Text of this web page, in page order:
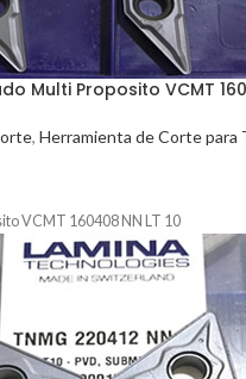
Multi Proposito VCMT
, Herramienta de Corte para
VCMT 160408 NN LT 10